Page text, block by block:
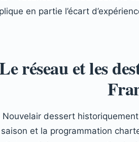
en partie l’écart
réseau et les
Nouvelair dessert
et la programmation